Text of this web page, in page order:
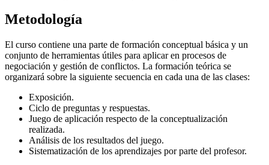
Metodología
El curso contiene una parte de formación conceptual básica y un
conjunto de herramientas útiles para aplicar en procesos de
negociación y gestión de conflictos. La formación teórica se
organizará sobre la siguiente secuencia en cada una de las clases:
Exposición.
Ciclo de preguntas y respuestas.
Juego de aplicación respecto de la conceptualización
realizada.
Análisis de los resultados del juego.
Sistematización de los aprendizajes por parte del profesor.